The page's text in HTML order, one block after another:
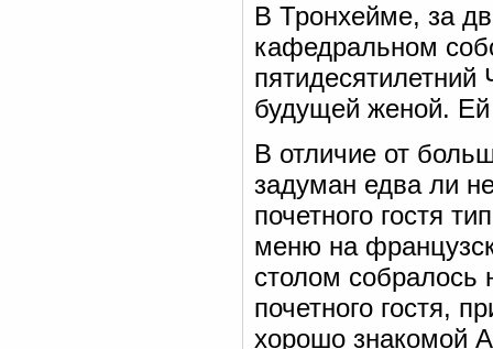
В Тронхейме, за
кафедральном
будущей женой.
В отличие от
задуман едва ли
почетного гостя
меню на
столом собралось
почетного гостя,
хорошо знакомой